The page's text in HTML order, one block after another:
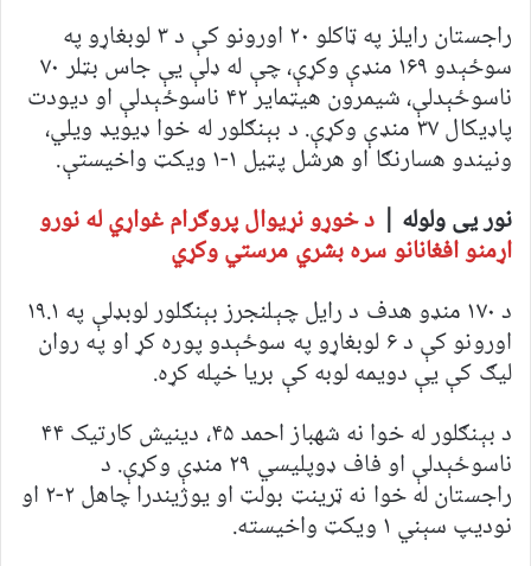
راجستان رایلز په ټاکلو ۲۰ اورونو کې د ۳ لوبغاړو په
سوځېدو ۱۶۹ منډې وکړې، چې له ډلې یې جاس بټلر ۷۰
ناسوځېدلې، شیمرون هیټمایر ۴۲ ناسوځېدلې او دیودت
پاډیکال ۳۷ منډې وکړې. د بېنګلور له خوا ډیویډ ویلي،
ونیندو هسارنګا او هرشل پټیل ۱-۱ ویکټ واخیستې.
نور یی ولوله | د خوړو نړیوال پروګرام غواړي له نورو
اړمنو افغانانو سره بشري مرستي وکړي
د ۱۷۰ منډو هدف د رایل چېلنجرز بېنګلور لوبډلې په ۱۹.۱
اورونو کې د ۶ لوبغاړو په سوځېدو پوره کړ او په روان
لیګ کې یې دویمه لوبه کې بریا خپله کړه.
د بېنګلور له خوا نه شهباز احمد ۴۵، دینیش کارتیک ۴۴
ناسوځېدلې او فاف ډوپلیسي ۲۹ منډې وکړې. د
راجستان له خوا نه ټرینټ بولټ او یوژیندرا چاهل ۲-۲ او
نودیپ سېني ۱ ویکټ واخیسته.